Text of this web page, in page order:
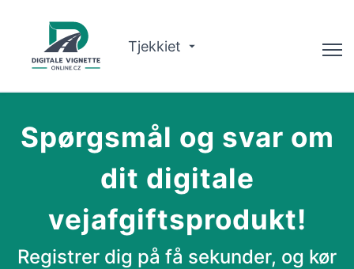
Tjekkiet
Kontroller gyldigheden
Ruteplanlægger
Dansk
Spørgsmål og svar om
dit digitale
vejafgiftsprodukt!
Registrer dig på få sekunder, og kør